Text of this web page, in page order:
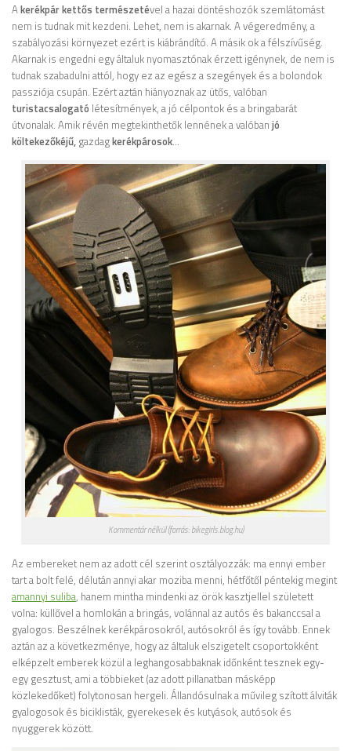
Akerékpár kettős természetével a hazai döntéshozók szemlátomást
nem is tudnak mit kezdeni. Lehet, nem is akarnak. A végeredmény, a
szabályozási környezet ezért is kiábrándító. A másik ok a félszívűség.
Akarnak is engedni egy általuk nyomasztónak érzett igénynek, de nem is
tudnak szabadulni attól, hogy ez az egész a szegények és a bolondok
passziója csupán. Ezért aztán hiányoznak az ütős, valóban
turistacsalogató létesítmények, a jó célpontok és a bringabarát
útvonalak. Amik révén megtekinthetők lennének a valóban jó
költekezőkéjű, gazdagkerékpárosok…
Kommentár nélkül (forrás: bikegirls.blog.hu)
Az embereket nem az adott cél szerint osztályozzák: ma ennyi ember
tart a bolt felé, délután annyi akar moziba menni, hétfőtől péntekig megint
amannyi suliba, hanem mintha mindenki az örök kasztjellel született
volna: küllővel a homlokán a bringás, volánnal az autós és bakanccsal a
gyalogos. Beszélnek kerékpárosokról, autósokról és így tovább. Ennek
aztán az a következménye, hogy az általuk elszigetelt csoportokként
elképzelt emberek közül a leghangosabbaknak időnként tesznek egy-
egy gesztust, ami a többieket (az adott pillanatban másképp
közlekedőket) folytonosan hergeli. Állandósulnak a művileg szított álviták
gyalogosok és biciklisták, gyerekesek és kutyások, autósok és
nyuggerek között.